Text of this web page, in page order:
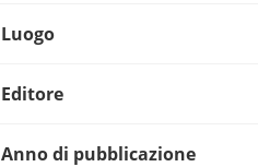
Luogo
Editore
Anno di pubblicazione